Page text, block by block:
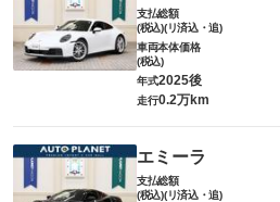
支払総額
(税込)(リ済込・追)
車両本体価格
(税込)
年式2025後
走行0.2万km
エミーラ
支払総額
(税込)(リ済込・追)